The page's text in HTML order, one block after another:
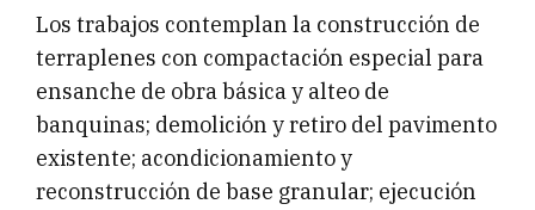
Los trabajos contemplan la construcción de
terraplenes con compactación especial para
ensanche de obra básica y alteo de
banquinas; demolición y retiro del pavimento
existente; acondicionamiento y
reconstrucción de base granular; ejecución